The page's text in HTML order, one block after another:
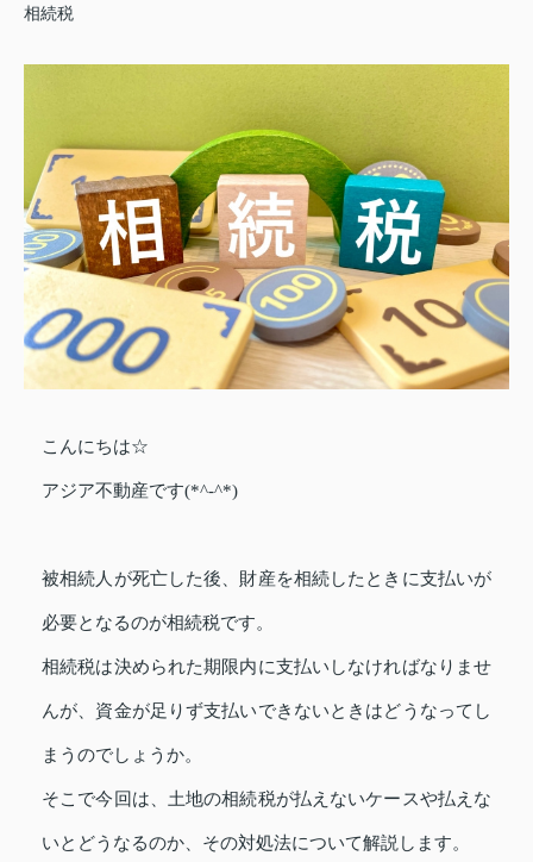
相続税
こんにちは☆
アジア不動産です(*^-^*)
被相続人が死亡した後、財産を相続したときに支払いが
必要となるのが相続税です。
相続税は決められた期限内に支払いしなければなりませ
んが、資金が足りず支払いできないときはどうなってし
まうのでしょうか。
そこで今回は、土地の相続税が払えないケースや払えな
いとどうなるのか、その対処法について解説します。